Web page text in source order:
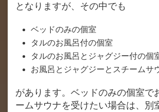
となりますが、その中でも
ベッドのみの個室
タルのお風呂付の個室
タルのお風呂とジャグジー付の個
お風呂とジャグジーとスチームサ
があります。ベッドのみの個室で
ームサウナを受けたい場合は、別